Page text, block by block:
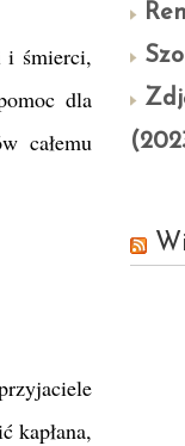
i śmierci,
dla
całemu
kapłana,